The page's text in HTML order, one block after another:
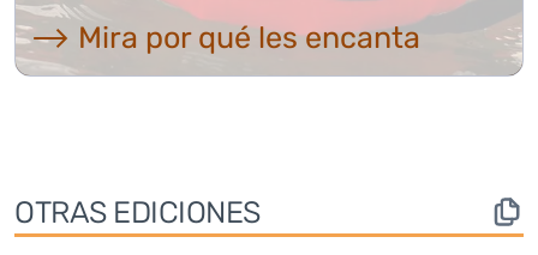
⟶ Mira por qué les encanta
OTRAS EDICIONES